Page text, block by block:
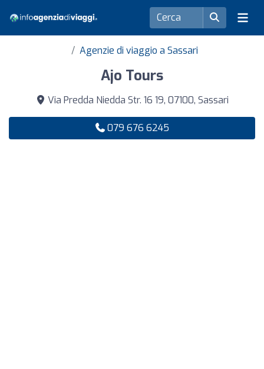
Agenzie di viaggio a Sassari
Ajo Tours
Via Predda Niedda Str. 16 19, 07100, Sassari
079 676 6245